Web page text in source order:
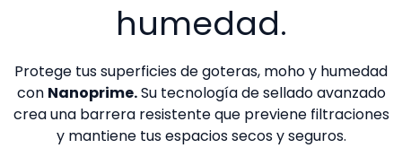
humedad.
Protege tus superficies de goteras, moho y humedad
con Nanoprime.Su tecnología de sellado avanzado
crea una barrera resistente que previene filtraciones
y mantiene tus espacios secos y seguros.